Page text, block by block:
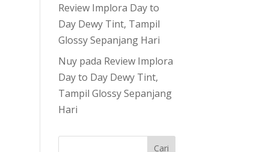
Review Implora Day to
Day Dewy Tint, Tampil
Glossy Sepanjang Hari
Nuy pada Review Implora
Day to Day Dewy Tint,
Tampil Glossy Sepanjang
Hari